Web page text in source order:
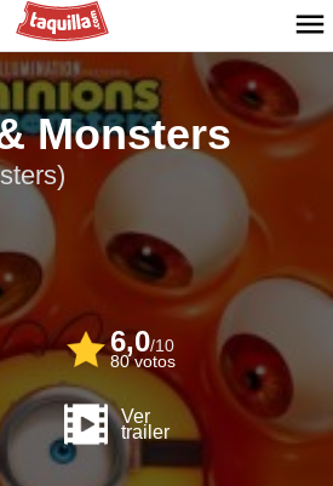
Monsters
6,0/10
80votos
Ver
trailer